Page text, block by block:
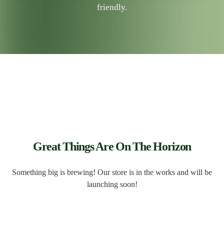
friendly.
Great Things Are On The Horizon
Something big is brewing! Our store is in the works and will be
launching soon!